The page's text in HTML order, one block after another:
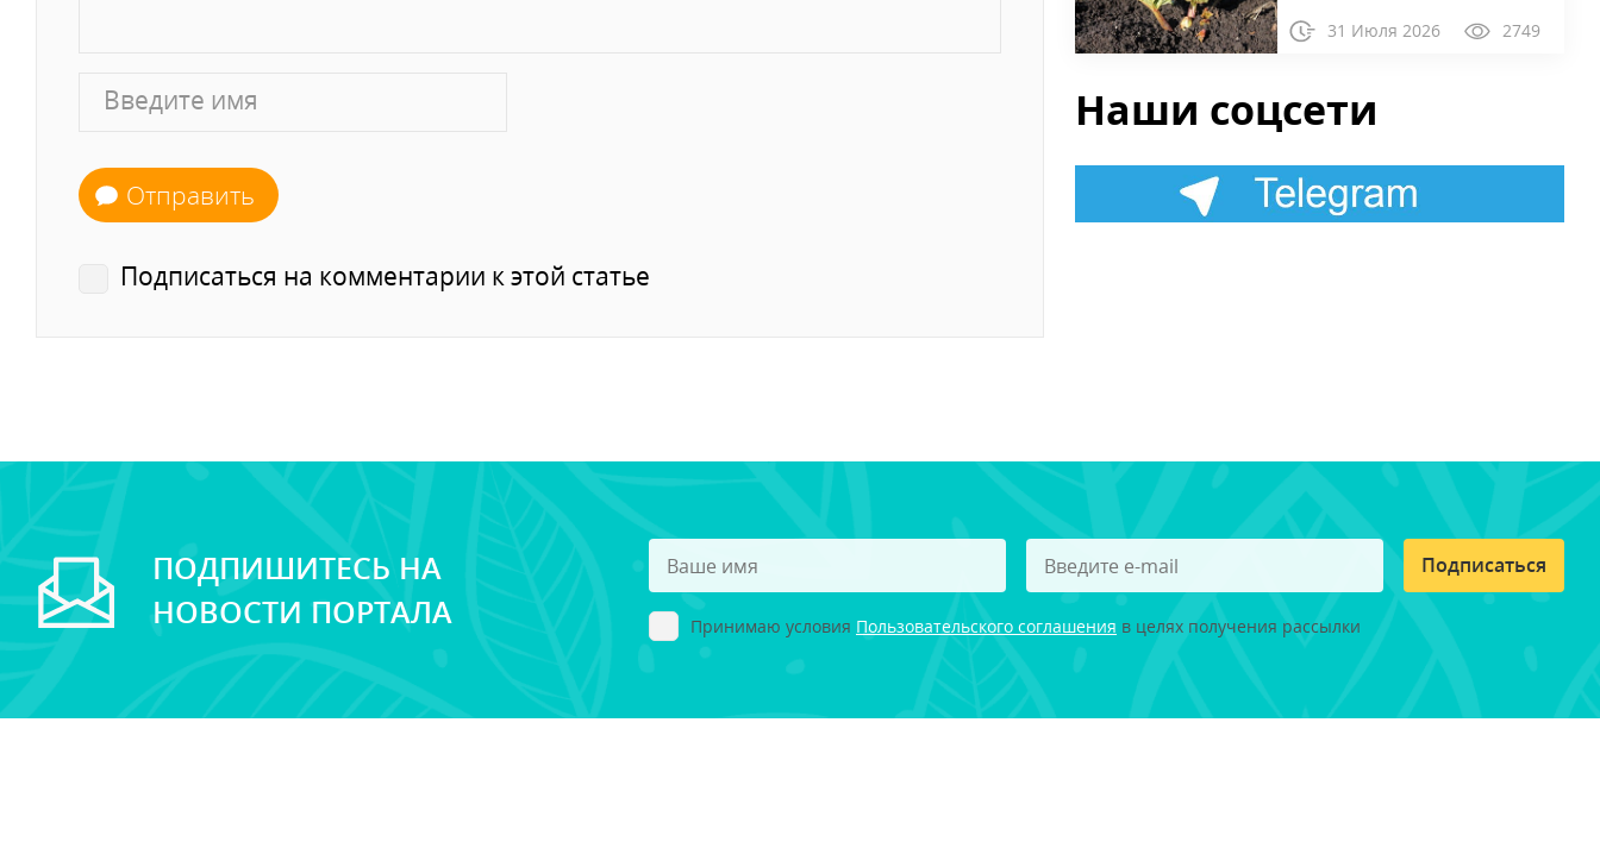
Отправить
Подписаться на комментарии к этой статье
31 Июля 2026 2749
Наши соцсети
ПОДПИШИТЕСЬ НА
НОВОСТИ ПОРТАЛА
Подписаться
Принимаю условия Пользовательского соглашения в целях получения рассылки